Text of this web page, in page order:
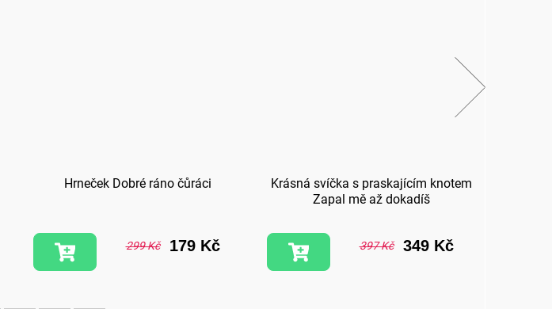
Hrneček Dobré ráno čůráci
299 Kč 179 Kč
Krásná svíčka s praskajícím knotem
Zapal mě až dokadíš
397 Kč 349 Kč